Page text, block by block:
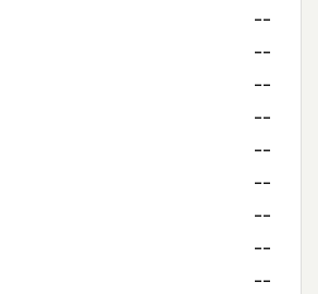
--
--
--
--
--
--
--
--
--